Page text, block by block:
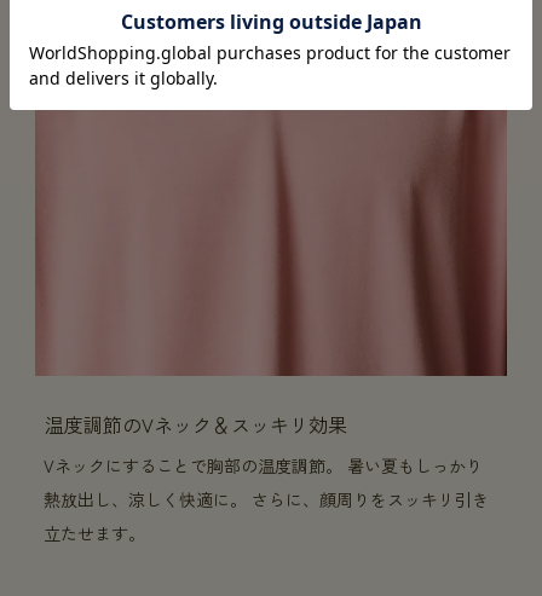
温度調節のVネック＆スッキリ効果
Vネックにすることで胸部の温度調節。 暑い夏もしっかり
熱放出し、涼しく快適に。 さらに、顔周りをスッキリ引き
立たせます。